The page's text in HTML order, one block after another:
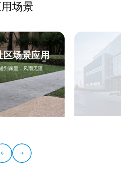
场景
区场景应用
到家里，风雨无阻